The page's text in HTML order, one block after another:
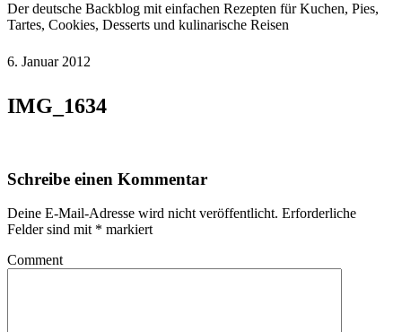
Der deutsche Backblog mit einfachen Rezepten für Kuchen, Pies,
Tartes, Cookies, Desserts und kulinarische Reisen
6. Januar 2012
IMG_1634
Schreibe einen Kommentar
Deine E-Mail-Adresse wird nicht veröffentlicht. Erforderliche
Felder sind mit * markiert
Comment